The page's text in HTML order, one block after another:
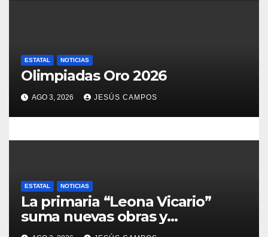
n
t
a
a
s
ESTATAL NOTICIAS
Olimpiadas Oro 2026
AGO 3, 2026 JESÚS CAMPOS
ESTATAL NOTICIAS
La primaria “Leona Vicario”
suma nuevas obras y
compromisos para fortalecer su